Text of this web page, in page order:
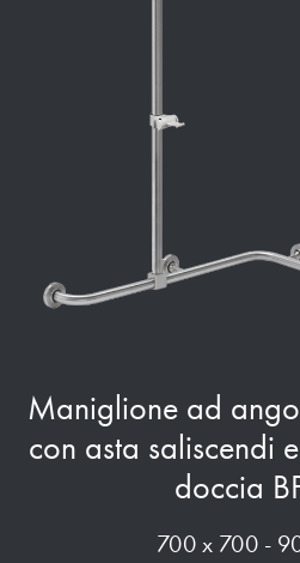
Maniglione ad
con asta saliscendi
doccia
700 x 700 -